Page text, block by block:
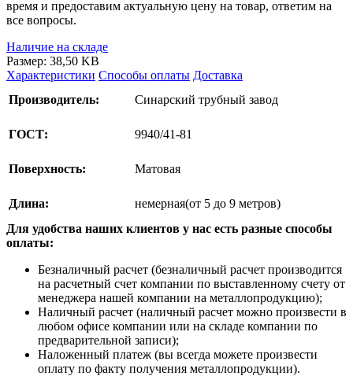
время и предоставим актуальную цену на товар, ответим на
все вопросы.
Наличие на складе
Размер: 38,50 KB
Характеристики Способы оплаты Доставка
Производитель:
Синарский трубный завод
ГОСТ: 9940/41-81
Поверхность: Матовая
Длина:
немерная(от 5 до 9 метров)
Для удобства наших клиентов у нас есть разные способы
оплаты:
Безналичный расчет (безналичный расчет производится
на расчетный счет компании по выставленному счету от
менеджера нашей компании на металлопродукцию);
Наличный расчет (наличный расчет можно произвести в
любом офисе компании или на складе компании по
предварительной записи);
Наложенный платеж (вы всегда можете произвести
оплату по факту получения металлопродукции).